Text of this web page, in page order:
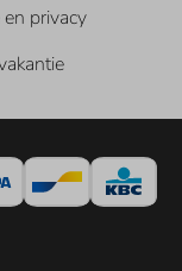
privacy